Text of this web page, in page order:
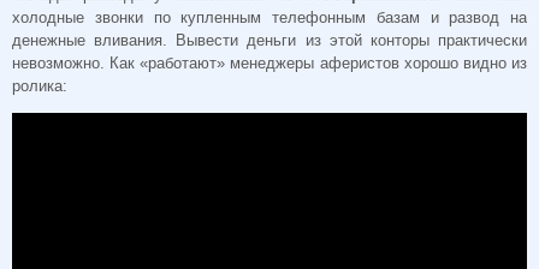
холодные звонки по купленным телефонным базам и развод на
денежные вливания. Вывести деньги из этой конторы практически
невозможно. Как «работают» менеджеры аферистов хорошо видно из
ролика: